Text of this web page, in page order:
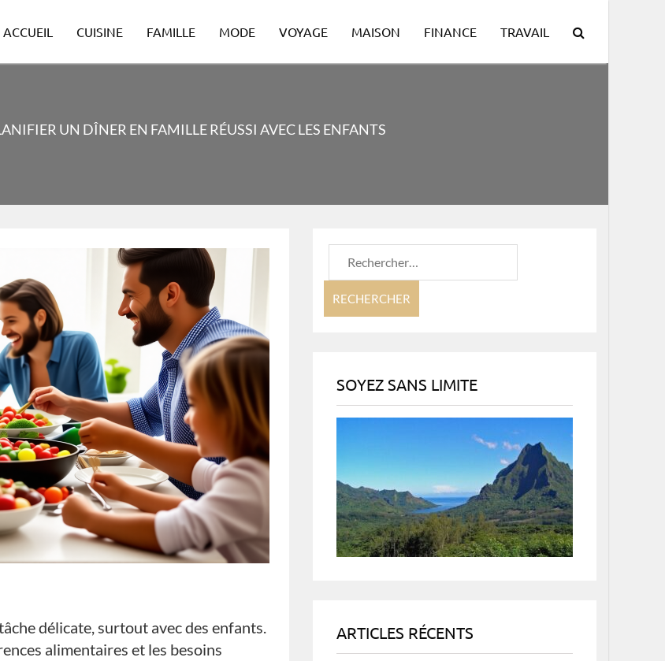
ACCUEIL CUISINE FAMILLE MODE VOYAGE MAISON FINANCE TRAVAIL
UN DÎNER EN FAMILLE RÉUSSI AVEC LES ENFANTS
délicate, surtout avec des enfants.
alimentaires et les besoins
SOYEZ SANS LIMITE
ARTICLES RÉCENTS